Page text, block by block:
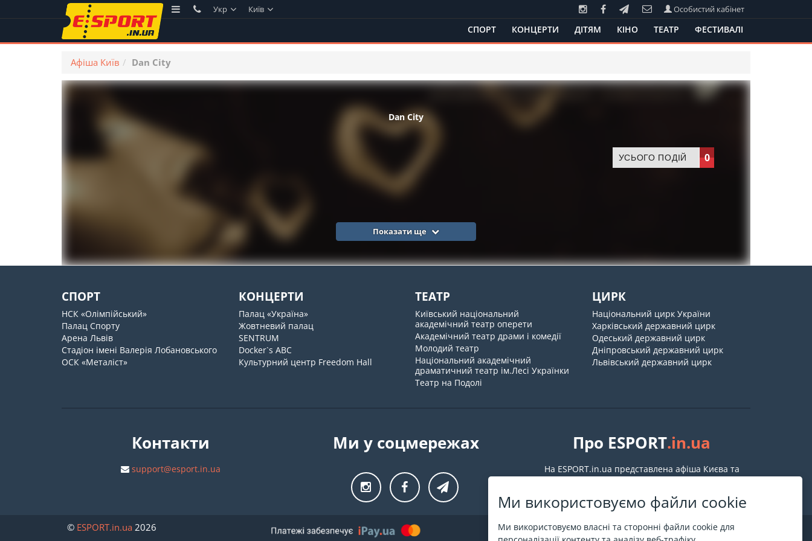
Ми використовуємо файли cookie
Ми використовуємо власні та сторонні файли cookie для
Укр Київ Особистий кабінет
СПОРТ КОНЦЕРТИ ДІТЯМ КІНО ТЕАТР ФЕСТИВАЛІ
Афіша Київ Dan City
Dan City
УСЬОГО ПОДІЙ 0
Показати ще
СПОРТ
НСК «Олімпійський»
Палац Спорту
Арена Львів
Стадіон імені Валерія Лобановського
ОСК «Металіст»
КОНЦЕРТИ
Палац «Україна»
Жовтневий палац
SENTRUM
Docker`s ABC
Культурний центр Freedom Hall
ТЕАТР
Київський національний
академічний театр оперети
Академічний театр драми і комедії
Молодий театр
Національний академічний
драматичний театр ім.Лесі Українки
Театр на Подолі
ЦИРК
Національний цирк України
Харківський державний цирк
Одеський державний цирк
Дніпровський державний цирк
Львівський державний цирк
Контакти
support@esport.in.ua
Ми у соцмережах Про ESPORT.in.ua
На ESPORT.in.ua представлена афіша Києва та
© ESPORT.in.ua 2026